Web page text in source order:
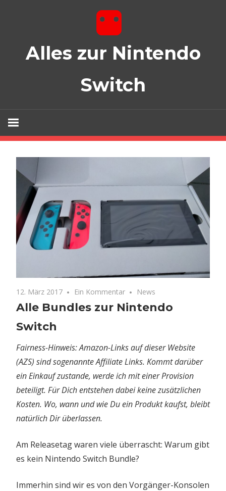
Alles zur Nintendo
Switch
12. März 2017 Ein Kommentar News
Alle Bundles zur Nintendo
Switch
Fairness-Hinweis: Amazon-Links auf dieser Website
(AZS) sind sogenannte Affiliate Links. Kommt darüber
ein Einkauf zustande, werde ich mit einer Provision
beteiligt. Für Dich entstehen dabei keine zusätzlichen
Kosten. Wo, wann und wie Du ein Produkt kaufst, bleibt
natürlich Dir überlassen.
Am Releasetag waren viele überrascht: Warum gibt
es kein Nintendo Switch Bundle?
Immerhin sind wir es von den Vorgänger-Konsolen